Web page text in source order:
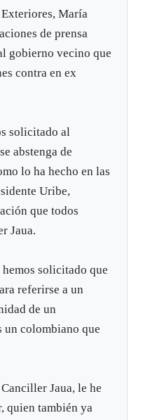
María
de prensa
gobierno vecino que
contra en ex
solicitado al
abstenga de
lo ha hecho en las
Uribe,
que todos
Jaua.
solicitado que
referirse a un
de un
un colombiano que
Jaua, le he
quien también ya